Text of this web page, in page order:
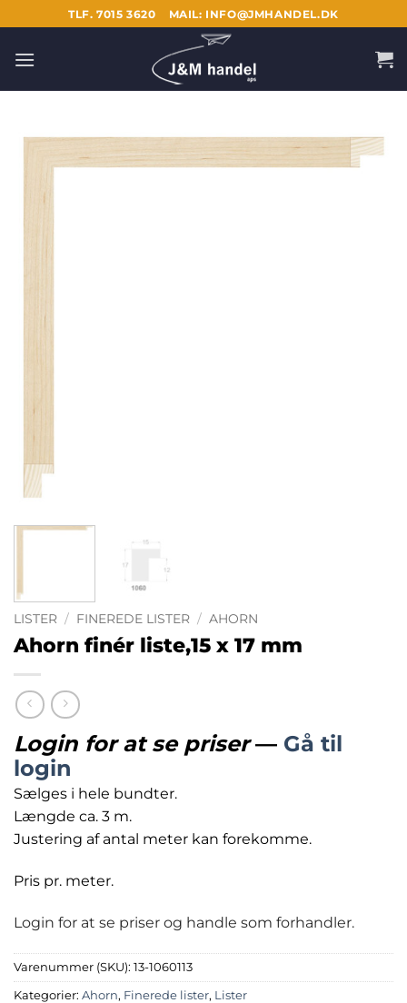
til
indhold
TLF. 7015 3620 MAIL: INFO@JMHANDEL.DK
LISTER / FINEREDE LISTER / AHORN
Ahorn finér liste,15 x 17 mm
Login for at se priser— Gå til
login
Sælges i hele bundter.
Længde ca. 3 m.
Justering af antal meter kan forekomme.
Pris pr. meter.
Login for at se priser og handle som forhandler.
Varenummer (SKU): 13-1060113
Kategorier: Ahorn, Finerede lister, Lister